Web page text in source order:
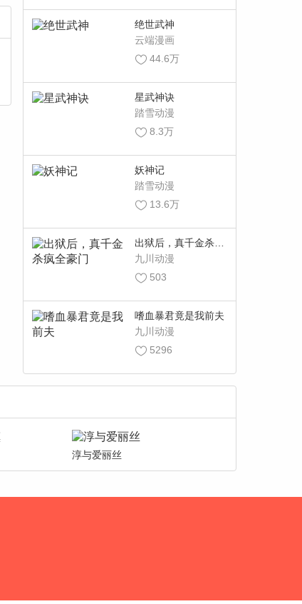
绝世武神
云端漫画
44.6万
星武神诀
踏雪动漫
8.3万
妖神记
踏雪动漫
13.6万
出狱后，真千金杀疯
全豪门
九川动漫
503
嗜血暴君竟是我前夫
九川动漫
5296
淳与爱丽丝